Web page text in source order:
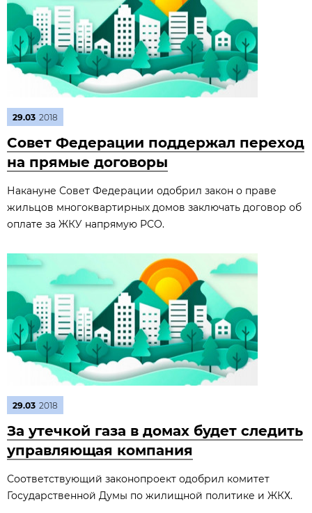
29.03 2018
Совет Федерации поддержал переход
на прямые договоры
Накануне Совет Федерации одобрил закон о праве
жильцов многоквартирных домов заключать договор об
оплате за ЖКУ напрямую РСО.
29.03 2018
За утечкой газа в домах будет следить
управляющая компания
Соответствующий законопроект одобрил комитет
Государственной Думы по жилищной политике и ЖКХ.